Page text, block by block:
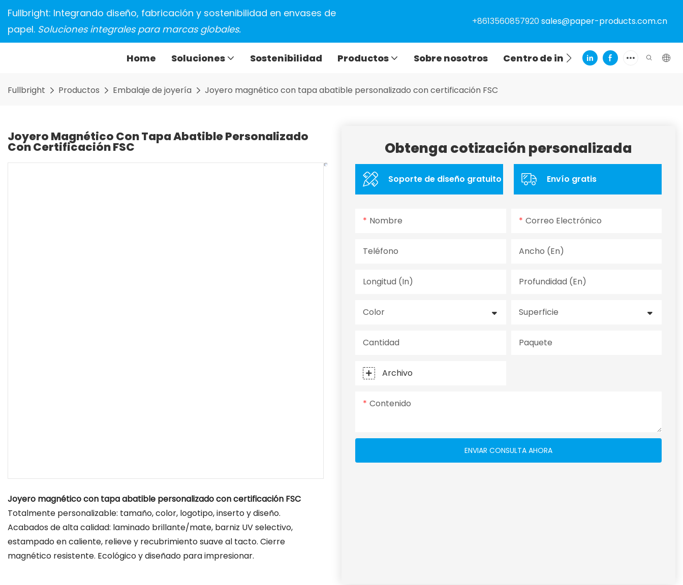
Fullbright: Integrando diseño, fabricación y sostenibilidad en envases de
papel. Soluciones integrales para marcas globales.
+8613560857920sales@paper-products.com.cn
Home Soluciones Sostenibilidad Productos Sobre nosotros Centro de información
Fullbright Productos Embalaje de joyería Joyero magnético con tapa abatible personalizado con certificación FSC
Joyero Magnético Con Tapa Abatible Personalizado
Con Certificación FSC
Joyero magnético con tapa abatible personalizado con certificación FSC
Totalmente personalizable: tamaño, color, logotipo, inserto y diseño.
Acabados de alta calidad: laminado brillante/mate, barniz UV selectivo,
estampado en caliente, relieve y recubrimiento suave al tacto. Cierre
magnético resistente. Ecológico y diseñado para impresionar.
Obtenga cotización personalizada
Soporte de diseño gratuito Envío gratis
Nombre Correo Electrónico
Teléfono Ancho (en)
Longitud (in) Profundidad (en)
Color Superficie
Cantidad Paquete
Archivo
Contenido
ENVIAR CONSULTA AHORA